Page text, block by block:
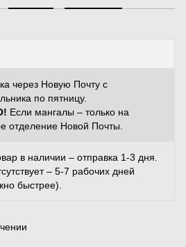
через Новую Почту с
по пятницу.
Если мангалы – только на
отделение Новой Почты.
в наличии – отправка 1-3 дня.
– 5-7 рабочих дней
быстрее).